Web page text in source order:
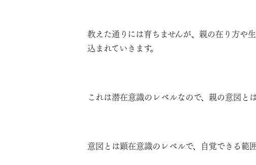
教えた通りには育ちませんが、親の在り方や
込まれていきます。
これは潜在意識のレベルなので、親の意図と
意図とは顕在意識のレベルで、自覚できる範囲